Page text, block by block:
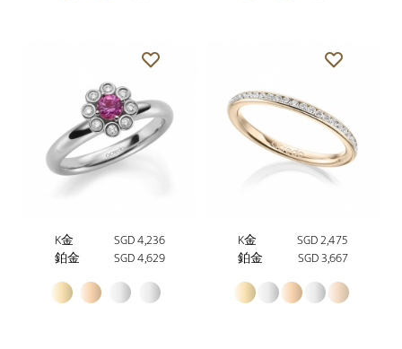
K金
SGD 4,236
鉑金
SGD 4,629
K金
SGD 2,475
鉑金
SGD 3,667